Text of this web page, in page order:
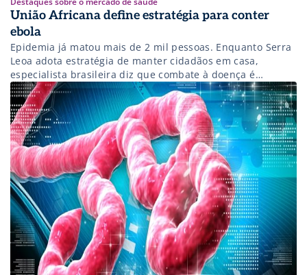
União Africana define estratégia para conter
ebola
Epidemia já matou mais de 2 mil pessoas. Enquanto Serra
Leoa adota estratégia de manter cidadãos em casa,
especialista brasileira diz que combate à doença é
complexo e heterogêneo